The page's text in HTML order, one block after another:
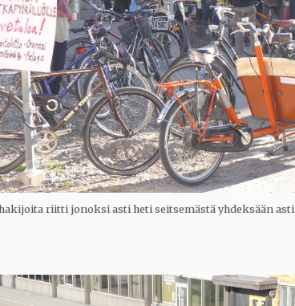
riitti jonoksi asti heti seitsemästä yhdeksään asti